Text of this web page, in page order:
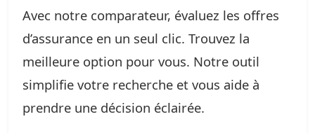
Avec notre comparateur, évaluez les offres
d’assurance en un seul clic. Trouvez la
meilleure option pour vous. Notre outil
simplifie votre recherche et vous aide à
prendre une décision éclairée.